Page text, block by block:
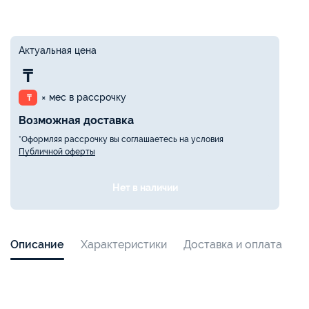
Актуальная цена
₸
₸ × мес в рассрочку
Возможная доставка
*Оформляя рассрочку вы соглашаетесь на условия
Публичной оферты
Нет в наличии
Описание Характеристики Доставка и оплата